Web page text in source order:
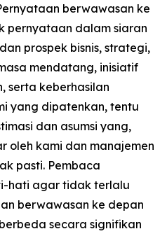
berwawasan ke
pernyataan dalam siaran
prospek bisnis, strategi,
mendatang, inisiatif
serta keberhasilan
yang dipatenkan, tentu
dan asumsi yang,
oleh kami dan manajemen
pasti. Pembaca
hati agar tidak terlalu
berwawasan ke depan
secara signifikan